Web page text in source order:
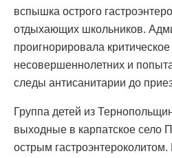
вспышка острого
отдыхающих школьников.
проигнорировала
несовершеннолетних и
следы антисанитарии до
Группа детей из
выходные в карпатское село
острым